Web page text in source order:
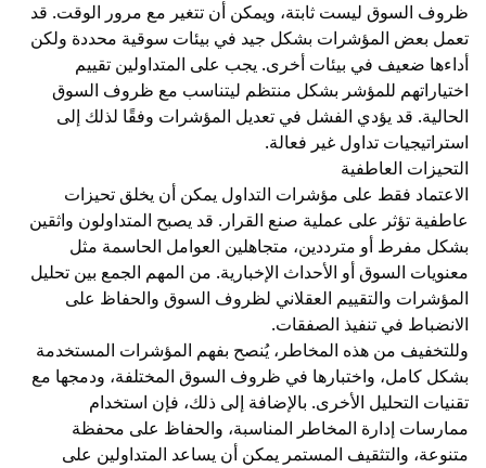
ظروف السوق ليست ثابتة، ويمكن أن تتغير مع مرور الوقت. قد
تعمل بعض المؤشرات بشكل جيد في بيئات سوقية محددة ولكن
أداءها ضعيف في بيئات أخرى. يجب على المتداولين تقييم
اختياراتهم للمؤشر بشكل منتظم ليتناسب مع ظروف السوق
الحالية. قد يؤدي الفشل في تعديل المؤشرات وفقًا لذلك إلى
استراتيجيات تداول غير فعالة.
التحيزات العاطفية
الاعتماد فقط على مؤشرات التداول يمكن أن يخلق تحيزات
عاطفية تؤثر على عملية صنع القرار. قد يصبح المتداولون واثقين
بشكل مفرط أو مترددين، متجاهلين العوامل الحاسمة مثل
معنويات السوق أو الأحداث الإخبارية. من المهم الجمع بين تحليل
المؤشرات والتقييم العقلاني لظروف السوق والحفاظ على
الانضباط في تنفيذ الصفقات.
وللتخفيف من هذه المخاطر، يُنصح بفهم المؤشرات المستخدمة
بشكل كامل، واختبارها في ظروف السوق المختلفة، ودمجها مع
تقنيات التحليل الأخرى. بالإضافة إلى ذلك، فإن استخدام
ممارسات إدارة المخاطر المناسبة، والحفاظ على محفظة
متنوعة، والتثقيف المستمر يمكن أن يساعد المتداولين على